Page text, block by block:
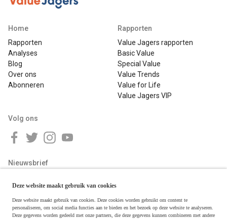
Home
Rapporten
Analyses
Blog
Over ons
Abonneren
Rapporten
Value Jagers rapporten
Basic Value
Special Value
Value Trends
Value for Life
Value Jagers VIP
Volg ons
Nieuwsbrief
Deze website maakt gebruik van cookies
Deze website maakt gebruik van cookies. Deze cookies worden gebruikt om content te
personaliseren, om social media functies aan te bieden en het bezoek op deze website te analyseren.
Deze gegevens worden gedeeld met onze partners, die deze gegevens kunnen combineren met andere